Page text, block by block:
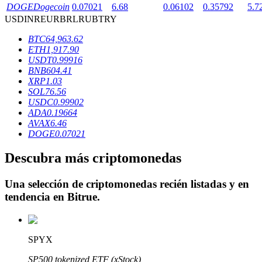
Bloqueos BTR
Inversiones exclusivas para titulares de BTR
Préstamos
DOGEDogecoin 0.07021 6.68 0.06102 0.35792
USDINREURBRLRUBTRY
BTC64,963.62
ETH1,917.90
USDT0.99916
BNB604.41
XRP1.03
SOL76.56
USDC0.99902
ADA0.19664
AVAX6.46
DOGE0.07021
Descubra más criptomonedas
Una selección de criptomonedas recién listadas y en
tendencia en Bitrue.
SPYX
SP500 tokenized ETF (xStock)